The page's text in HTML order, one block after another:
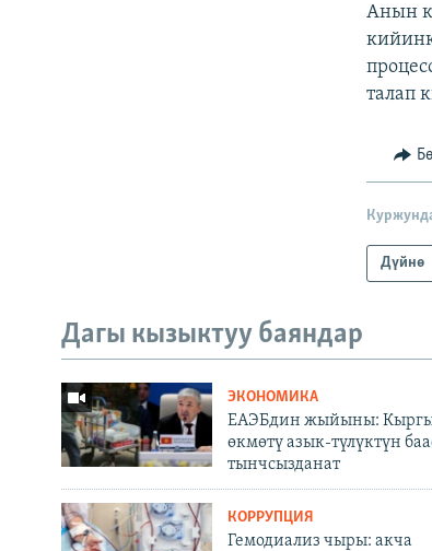
Анын
талап
Дүйнө
Дагы кызыктуу баяндар
ЭКОНОМИКА
ЕАЭБдин жыйыны:
өкмөтү азык-түлүктүн
тынчсызданат
КОРРУПЦИЯ
Гемодиализ чыры: акча